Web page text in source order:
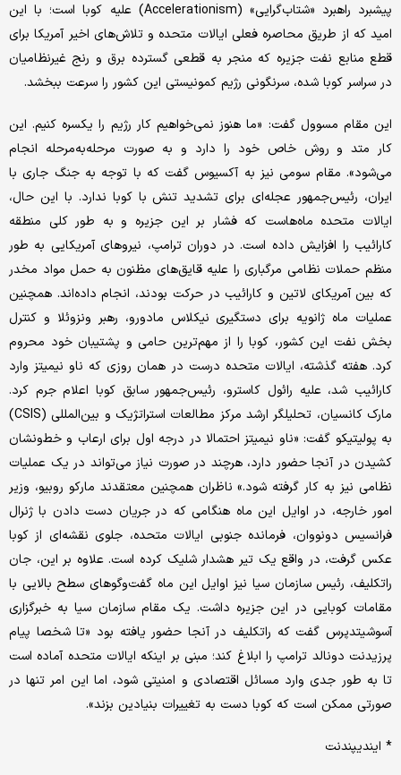
پیشبرد راهبرد «شتاب‌گرایی» (Accelerationism) علیه کوبا است؛ با این
امید که از طریق محاصره فعلی ایالات متحده و تلاش‌های اخیر آمریکا برای
قطع منابع نفت جزیره که منجر به قطعی گسترده برق و رنج غیرنظامیان
در سراسر کوبا شده، سرنگونی رژیم کمونیستی این کشور را سرعت ببخشد.
این مقام مسوول گفت: «ما هنوز نمی‌خواهیم کار رژیم را یکسره کنیم. این
کار متد و روش خاص خود را دارد و به صورت مرحله‌به‌مرحله انجام
می‌شود». مقام سومی نیز به آکسیوس گفت که با توجه به جنگ جاری با
ایران، رئیس‌جمهور عجله‌ای برای تشدید تنش با کوبا ندارد. با این حال،
ایالات متحده ماه‌هاست که فشار بر این جزیره و به طور کلی منطقه
کارائیب را افزایش داده است. در دوران ترامپ، نیروهای آمریکایی به طور
منظم حملات نظامی مرگباری را علیه قایق‌های مظنون به حمل مواد مخدر
که بین آمریکای لاتین و کارائیب در حرکت بودند، انجام داده‌اند. همچنین
عملیات ماه ژانویه برای دستگیری نیکلاس مادورو، رهبر ونزوئلا و کنترل
بخش نفت این کشور، کوبا را از مهم‌ترین حامی و پشتیبان خود محروم
کرد. هفته گذشته، ایالات متحده درست در همان روزی که ناو نیمیتز وارد
کارائیب شد، علیه رائول کاسترو، رئیس‌جمهور سابق کوبا اعلام جرم کرد.
مارک کانسیان، تحلیلگر ارشد مرکز مطالعات استراتژیک و بین‌المللی (CSIS)
به پولیتیکو گفت: «ناو نیمیتز احتمالا در درجه اول برای ارعاب و خط‌ونشان
کشیدن در آنجا حضور دارد، هرچند در صورت نیاز می‌تواند در یک عملیات
نظامی نیز به کار گرفته شود.» ناظران همچنین معتقدند مارکو روبیو، وزیر
امور خارجه، در اوایل این ماه هنگامی که در جریان دست دادن با ژنرال
فرانسیس دونووان، فرمانده جنوبی ایالات متحده، جلوی نقشه‌ای از کوبا
عکس گرفت، در واقع یک تیر هشدار شلیک کرده است. علاوه بر این، جان
راتکلیف، رئیس سازمان سیا نیز اوایل این ماه گفت‌وگوهای سطح بالایی با
مقامات کوبایی در این جزیره داشت. یک مقام سازمان سیا به خبرگزاری
آسوشیتدپرس گفت که راتکلیف در آنجا حضور یافته بود «تا شخصا پیام
پرزیدنت دونالد ترامپ را ابلاغ کند؛ مبنی بر اینکه ایالات متحده آماده است
تا به طور جدی وارد مسائل اقتصادی و امنیتی شود، اما این امر تنها در
صورتی ممکن است که کوبا دست به تغییرات بنیادین بزند».
* ایندیپندنت